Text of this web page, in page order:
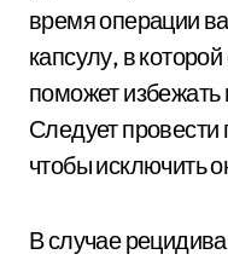
время операции
капсулу, в
поможет
Следует провести
чтобы исключить
В случае